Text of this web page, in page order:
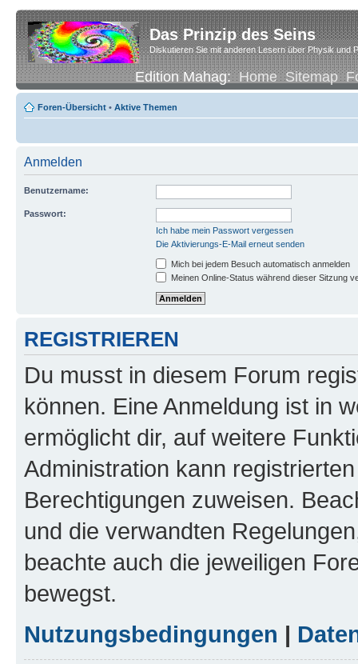
Das Prinzip des Seins
Diskutieren Sie mit anderen Lesern über Physik und
Edition Mahag:Home Sitemap
Foren-Übersicht • Aktive Themen
Anmelden
Benutzername:
Passwort:
Ich habe mein Passwort vergessen
Die Aktivierungs-E-Mail erneut senden
Mich bei jedem Besuch automatisch anmelden
Meinen Online-Status während dieser Sitzung
REGISTRIEREN
Du musst in diesem Forum
können. Eine Anmeldung ist in
ermöglicht dir, auf weitere
Administration kann
Berechtigungen zuweisen.
und die verwandten
beachte auch die jeweiligen
bewegst.
Nutzungsbedingungen |